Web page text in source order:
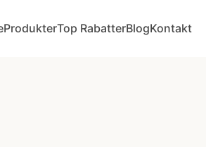
ProdukterTop RabatterBlogKontakt